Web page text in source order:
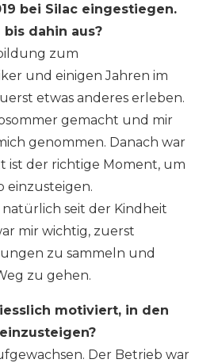
bei Silac eingestiegen.
dahin aus?
zum
und einigen Jahren im
etwas anderes erleben.
gemacht und mir
genommen. Danach war
ist der richtige Moment, um
einzusteigen.
seit der Kindheit
mir wichtig, zuerst
zu sammeln und
zu gehen.
motiviert, in den
Der Betrieb war